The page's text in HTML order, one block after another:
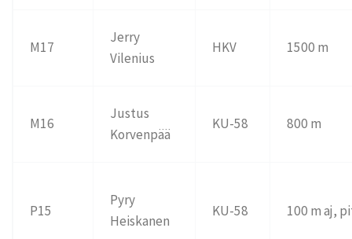
M17
Jerry
Vilenius
HKV 1500 m
M16
Justus
Korvenpää
KU-58 800 m
P15
Pyry
Heiskanen
KU-58 100 m aj,